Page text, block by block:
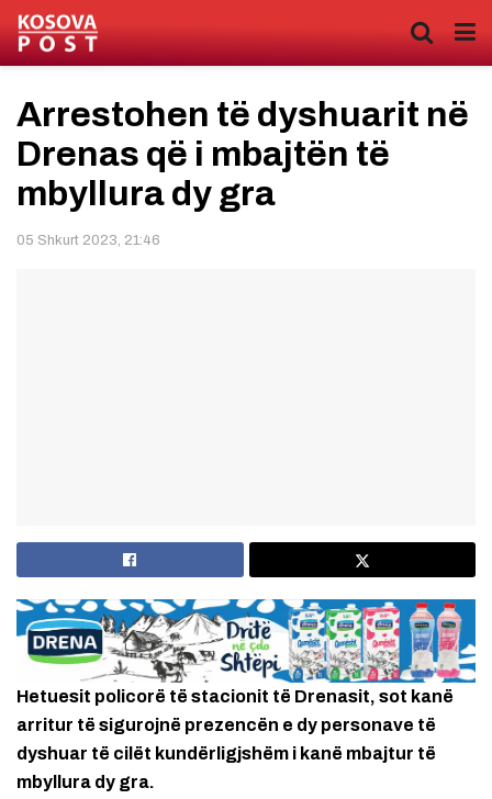
Arrestohen të dyshuarit në
Drenas që i mbajtën të
mbyllura dy gra
05 Shkurt 2023, 21:46
Hetuesit policorë të stacionit të Drenasit, sot kanë
arritur të sigurojnë prezencën e dy personave të
dyshuar të cilët kundërligjshëm i kanë mbajtur të
mbyllura dy gra.